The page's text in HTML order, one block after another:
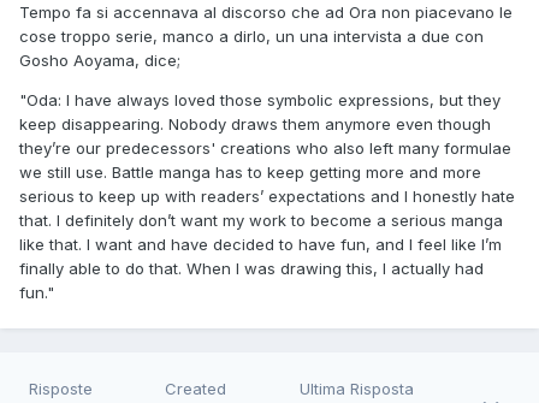
Tempo fa si accennava al discorso che ad Ora non piacevano le
cose troppo serie, manco a dirlo, un una intervista a due con
Gosho Aoyama, dice;
"Oda: I have always loved those symbolic expressions, but they
keep disappearing. Nobody draws them anymore even though
they’re our predecessors' creations who also left many formulae
we still use. Battle manga has to keep getting more and more
serious to keep up with readers’ expectations and I honestly hate
that. I definitely don’t want my work to become a serious manga
like that. I want and have decided to have fun, and I feel like I’m
finally able to do that. When I was drawing this, I actually had
fun."
Risposte Created Ultima Risposta